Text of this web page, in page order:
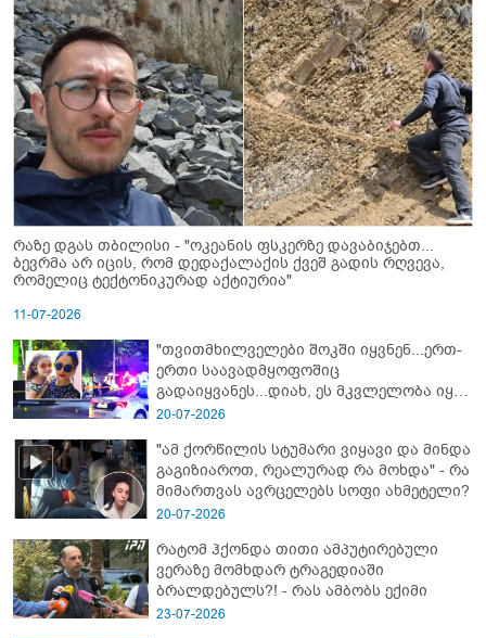
რაზე დგას თბილისი - "ოკეანის ფსკერზე დავაბიჯებთ...
ბევრმა არ იცის, რომ დედაქალაქის ქვეშ გადის რღვევა,
რომელიც ტექტონიკურად აქტიურია"
11-07-2026
"თვითმხილველები შოკში იყვნენ...ერთ-
ერთი საავადმყოფოშიც
გადაიყვანეს...დიახ, ეს მკვლელობა იყო"
- გორში დატრიალებული ტრაგედიის
20-07-2026
"ამ ქორწილის სტუმარი ვიყავი და მინდა
გაგიზიაროთ, რეალურად რა მოხდა" - რა
მიმართვას ავრცელებს სოფი ახმეტელი?
20-07-2026
რატომ ჰქონდა თითი ამპუტირებული
ვერაზე მომხდარ ტრაგედიაში
ბრალდებულს?! - რას ამბობს ექიმი
23-07-2026